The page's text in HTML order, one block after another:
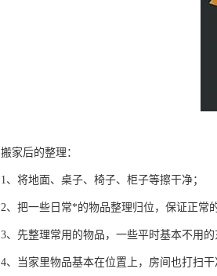
搬家后的整理：
1、将地面、桌子、椅子、柜子等擦干净；
2、把一些日常*的物品整理归位，保证正常
3、先整理常用的物品，一些平时基本不用
4、当家里物品基本在位置上，房间也打扫